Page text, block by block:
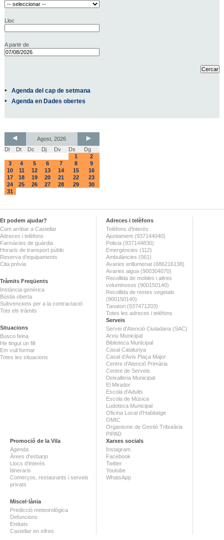
Lloc
A partir de
Agenda del cap de setmana
Agenda en Dades obertes
Agost, 2026
Dl
Dt Dc Dj Dv Ds
Dg
1
2
3
4 5 6 7 8
9
10
11 12 13 14 15
16
17
18 19 20 21 22
23
24
25 26 27 28 29
30
31
Et podem ajudar?
Com arribar a Castellar
Adreces i telèfons
Farmàcies de guàrdia
Horaris de transport públic
Reserva d'equipaments
Cita prèvia
Tràmits Freqüents
Instància genèrica
Bústia oberta
Subvencions per a la contractació
Tots els tràmits
Situacions
Busco feina
He tingut un fill
Em vull formar
Totes les situacions
Adreces i telèfons
Telèfons d'interès
Ajuntament (937144040)
Policia (937144830)
Emergències (112)
Ambulàncies (061)
Avaries enllumenat (686216138)
Avaries aigua (900304070)
Recollida de mobles i altres
voluminosos (900150140)
Recollida de restes vegetals
(900150140)
Tanatori (937471203)
Totes les adreces i telèfons
Serveis
Servei d'Atenció Ciutadana (SAC)
Arxiu Municipal
Biblioteca Municipal
Casal Catalunya
Casal d'Avis Plaça Major
Centre d'Atenció Primària
Centre de Serveis
Deixalleria Municipal
El Mirador
Escola d'Adults
Escola de Música
Ludoteca Municipal
Oficina Local d'Habitatge
OMIC
Organisme de Gestió Tributària
PIPAD
Promoció de la Vila
Agenda
Àrees d'esbarjo
Llocs d'interès
Itineraris
Comerços, restaurants i serveis
privats
Miscel·lània
Predicció meteorològica
Defuncions
Entitats
Castellar en xifres
Xarxes socials
Instagram
Facebook
Twitter
Youtube
WhatsApp